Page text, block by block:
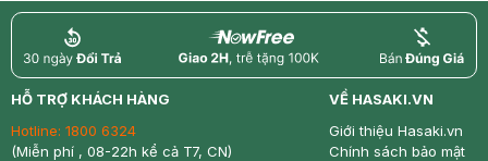
return nowfree price
HỖ TRỢ KHÁCH HÀNG
Hotline: 1800 6324
(Miễn phí , 08-22h kể cả T7, CN)
VỀ HASAKI.VN
Giới thiệu Hasaki.vn
Chính sách bảo mật